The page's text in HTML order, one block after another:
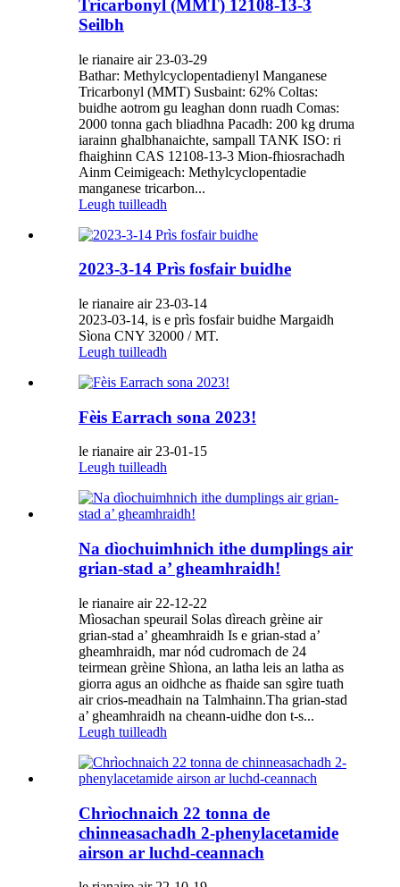
Tricarbonyl (MMT) 12108-13-3
Seilbh
le rianaire air 23-03-29
Bathar: Methylcyclopentadienyl Manganese
Tricarbonyl (MMT) Susbaint: 62% Coltas:
buidhe aotrom gu leaghan donn ruadh Comas:
2000 tonna gach bliadhna Pacadh: 200 kg druma
iarainn ghalbhanaichte, sampall TANK ISO: ri
fhaighinn CAS 12108-13-3 Mion-fhiosrachadh
Ainm Ceimigeach: Methylcyclopentadie
manganese tricarbon...
Leugh tuilleadh
2023-3-14 Prìs fosfair buidhe
le rianaire air 23-03-14
2023-03-14, is e prìs fosfair buidhe Margaidh
Sìona CNY 32000 / MT.
Leugh tuilleadh
Fèis Earrach sona 2023!
le rianaire air 23-01-15
Leugh tuilleadh
Na dìochuimhnich ithe dumplings air
grian-stad a’ gheamhraidh!
le rianaire air 22-12-22
Mìosachan speurail Solas dìreach grèine air
grian-stad a’ gheamhraidh Is e grian-stad a’
gheamhraidh, mar nód cudromach de 24
teirmean grèine Shìona, an latha leis an latha as
giorra agus an oidhche as fhaide san sgìre tuath
air crios-meadhain na Talmhainn.Tha grian-stad
a’ gheamhraidh na cheann-uidhe don t-s...
Leugh tuilleadh
Chrìochnaich 22 tonna de
chinneasachadh 2-phenylacetamide
airson ar luchd-ceannach